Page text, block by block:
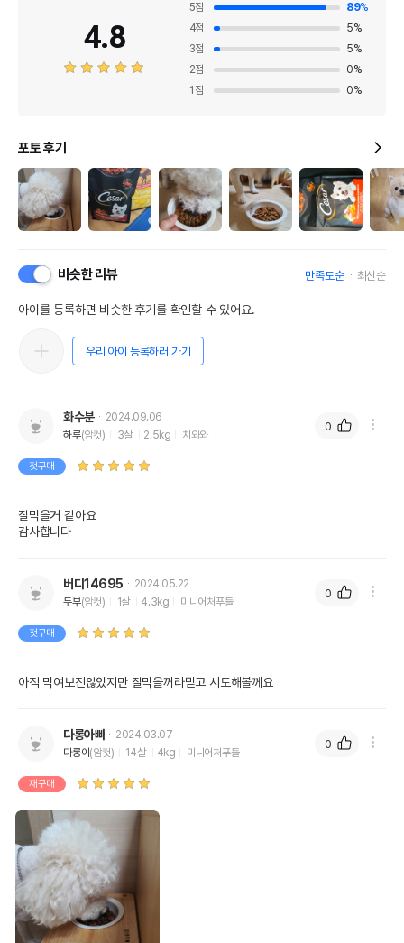
4.8
5점 89%
4점 5%
3점 5%
2점 0%
1 점 0%
포토 후기
비슷한 리뷰 만족도순 최신순
아이를 등록하면 비슷한 후기를 확인할 수 있어요.
우리 아이 등록하러 가기
화수분
2024.09.06
하루(암컷) 3살 2.5kg 치와와
첫구매
잘먹을거 같아요
감사합니다
0
버디14695
2024.05.22
두부(암컷) 1살 4.3kg 미니어처푸들
첫구매
아직 먹여보진않았지만 잘먹을꺼라믿고 시도해볼께요
0
다롱아빠
2024.03.07
다롱이 (암컷) 14살 4kg 미니어처푸들
재구매
0